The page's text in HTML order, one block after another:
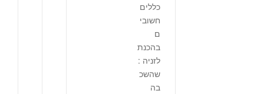
כללים
חשובי
ם
בהכנת
לזניה :
שהשכ
בה